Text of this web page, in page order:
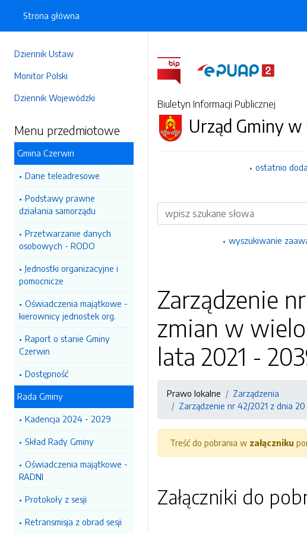
Dziennik Ustaw
Monitor Polski
Dziennik Wojewódzki
Menu przedmiotowe
Gmina Czerwin
Dane teleadresowe
Podstawy prawne
działania samorządu
Przetwarzanie danych
osobowych - RODO
Jednostki organizacyjne i
pomocnicze
Oświadczenia majątkowe -
kierownicy jednostek org.
Raport o stanie Gminy
Czerwin
Dostępność
Rada Gminy
Kadencja 2024 - 2029
Skład Rady Gminy
Oświadczenia majątkowe -
RADNI
Protokoły z sesji
Retransmisja z obrad sesji
Strona główna
Biuletyn Informacji Publicznej
Urząd Gminy
ostatnio
Wyszukiwarka
wyszukiwanie
Zarządzenie
zmian w
lata 2021 -
Prawo lokalne
Zarządzenia
Zarządzenie nr 42/2021 z dnia
Treść do pobrania w załączniku
Załączniki do